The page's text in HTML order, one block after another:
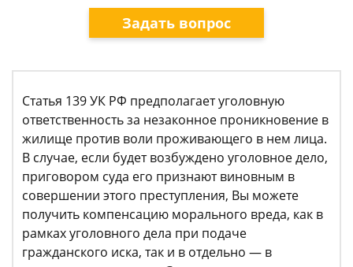
Задать вопрос
Статья 139 УК РФ предполагает уголовную
ответственность за незаконное проникновение в
жилище против воли проживающего в нем лица.
В случае, если будет возбуждено уголовное дело,
приговором суда его признают виновным в
совершении этого преступления, Вы можете
получить компенсацию морального вреда, как в
рамках уголовного дела при подаче
гражданского иска, так и в отдельно — в